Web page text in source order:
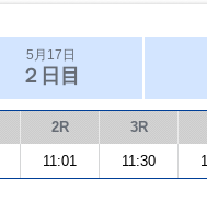
5月17日
２日目
2R 3R
11:01 11:30